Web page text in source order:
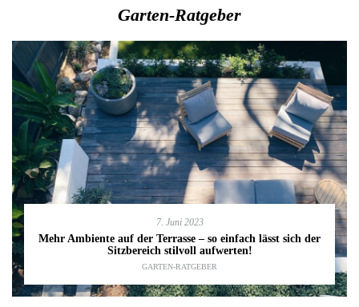
Garten-Ratgeber
7. Juni 2023
Mehr Ambiente auf der Terrasse – so einfach lässt sich der
Sitzbereich stilvoll aufwerten!
GARTEN-RATGEBER